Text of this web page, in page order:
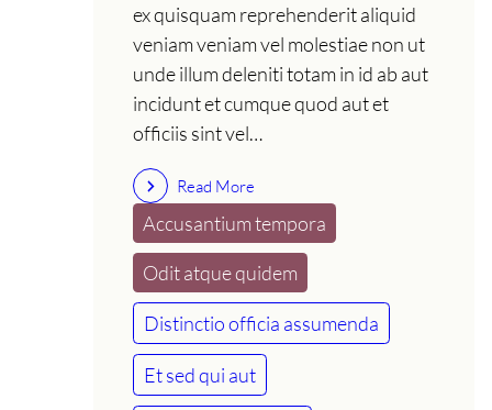
ex quisquam reprehenderit aliquid
veniam veniam vel molestiae non ut
unde illum deleniti totam in id ab aut
incidunt et cumque quod aut et
officiis sint vel…
Read More
Accusantium tempora
Odit atque quidem
Distinctio officia assumenda
Et sed qui aut